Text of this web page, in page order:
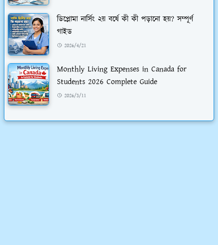
ডিপ্লোমা নার্সিং ২য় বর্ষে কী কী পড়ানো হয়? সম্পূর্ণ
গাইড
2026/4/21
Monthly Living Expenses in Canada for
Students 2026 Complete Guide
2026/3/11